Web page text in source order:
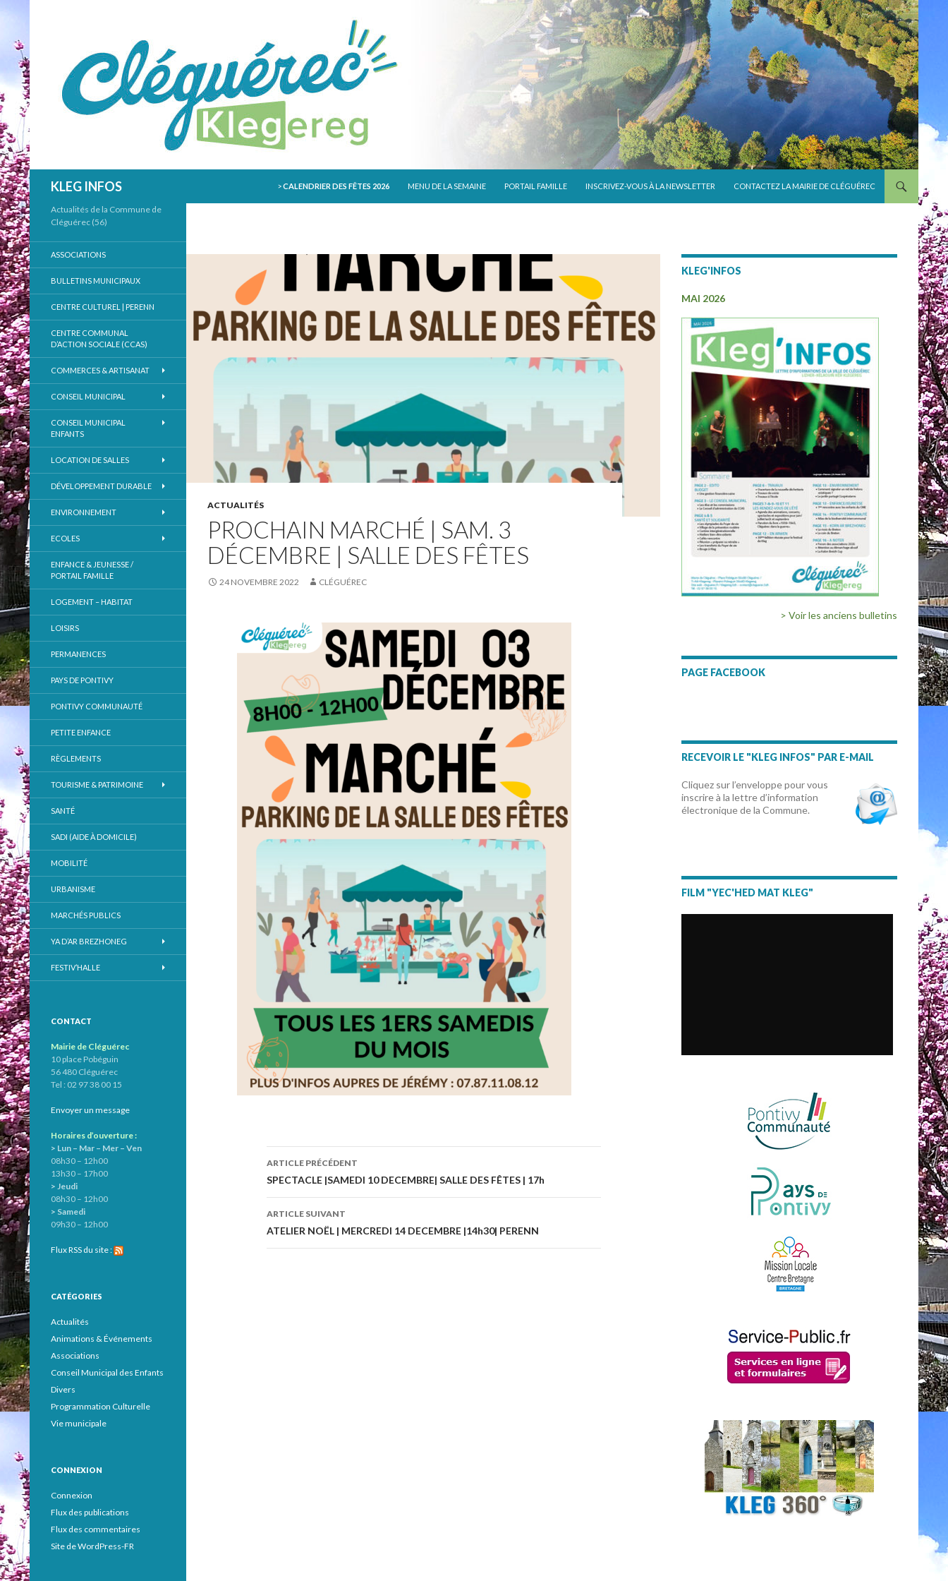
KLEG INFOS
>CALENDRIER DES FÊTES 2026 MENU DE LA SEMAINE PORTAIL FAMILLE INSCRIVEZ-VOUS À LA NEWSLETTER CONTACTEZ LA MAIRIE DE CLÉGUÉREC
ACTUALITÉS
PROCHAIN MARCHÉ | SAM. 3
DÉCEMBRE | SALLE DES FÊTES
24 NOVEMBRE 2022 CLÉGUÉREC
Navigation
des
articles
ARTICLE PRÉCÉDENT
SPECTACLE |SAMEDI 10 DECEMBRE| SALLE DES FÊTES | 17h
ARTICLE SUIVANT
ATELIER NOËL | MERCREDI 14 DECEMBRE |14h30| PERENN
KLEG'INFOS
MAI 2026
> Voir les anciens bulletins
PAGE FACEBOOK
RECEVOIR LE "KLEG INFOS" PAR E-MAIL
Cliquez sur l’enveloppe pour vous
inscrire à la lettre d’information
électronique de la Commune.
FILM "YEC'HED MAT KLEG"
Actualités de la Commune de
Cléguérec (56)
ASSOCIATIONS
BULLETINS MUNICIPAUX
CENTRE CULTUREL | PERENN
CENTRE COMMUNAL
D’ACTION SOCIALE (CCAS)
COMMERCES & ARTISANAT
CONSEIL MUNICIPAL
CONSEIL MUNICIPAL
ENFANTS
LOCATION DE SALLES
DÉVELOPPEMENT DURABLE
ENVIRONNEMENT
ECOLES
ENFANCE & JEUNESSE /
PORTAIL FAMILLE
LOGEMENT – HABITAT
LOISIRS
PERMANENCES
PAYS DE PONTIVY
PONTIVY COMMUNAUTÉ
PETITE ENFANCE
RÈGLEMENTS
TOURISME & PATRIMOINE
SANTÉ
SADI (AIDE À DOMICILE)
MOBILITÉ
URBANISME
MARCHÉS PUBLICS
YA D’AR BREZHONEG
FESTIV’HALLE
CONTACT
Mairie de Cléguérec
10 place Pobéguin
56 480 Cléguérec
Tel : 02 97 38 00 15
Envoyer un message
Horaires d’ouverture :
> Lun – Mar – Mer – Ven
08h30 – 12h00
13h30 – 17h00
> Jeudi
08h30 – 12h00
> Samedi
09h30 – 12h00
Flux RSS du site :
CATÉGORIES
Actualités
Animations & Événements
Associations
Conseil Municipal des Enfants
Divers
Programmation Culturelle
Vie municipale
CONNEXION
Connexion
Flux des publications
Flux des commentaires
Site de WordPress-FR